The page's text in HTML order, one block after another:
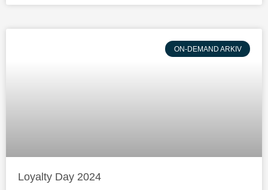
ON-DEMAND ARKIV
Loyalty Day 2024